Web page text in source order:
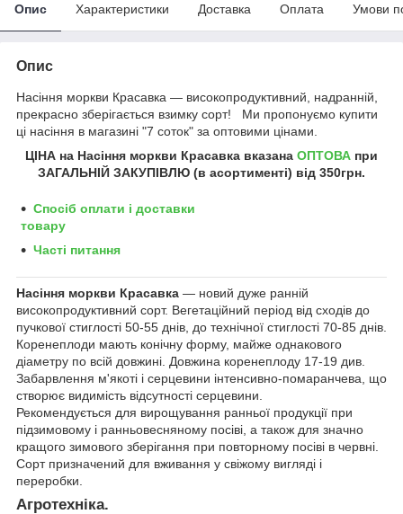
Опис Характеристики Доставка Оплата Умови
Опис
Насіння моркви Красавка ― високопродуктивний,
надранній,
прекрасно зберігається взимку сорт!
Ми пропонуємо купити
ці насіння в магазині "7 соток" за оптовими цінами.
ЦІНА на Насіння моркви Красавка вказана ОПТОВА при
ЗАГАЛЬНІЙ ЗАКУПІВЛЮ (в асортименті) від 350грн.
Спосіб оплати і доставки
товару
Часті питання
Насіння моркви Красавка ― новий дуже ранній
високопродуктивний сорт. Вегетаційний період від сходів до
пучкової стиглості 50-55 днів, до технічної стиглості 70-85 днів.
Коренеплоди мають конічну форму, майже однакового
діаметру по всій довжині. Довжина коренеплоду 17-19 див.
Забарвлення м'якоті і серцевини інтенсивно-помаранчева, що
створює видимість відсутності серцевини.
Рекомендується для вирощування ранньої продукції при
підзимовому і ранньовесняному посіві, а також для значно
кращого зимового зберігання при повторному посіві в червні.
Сорт призначений для вживання у свіжому вигляді і
переробки.
Агротехніка.